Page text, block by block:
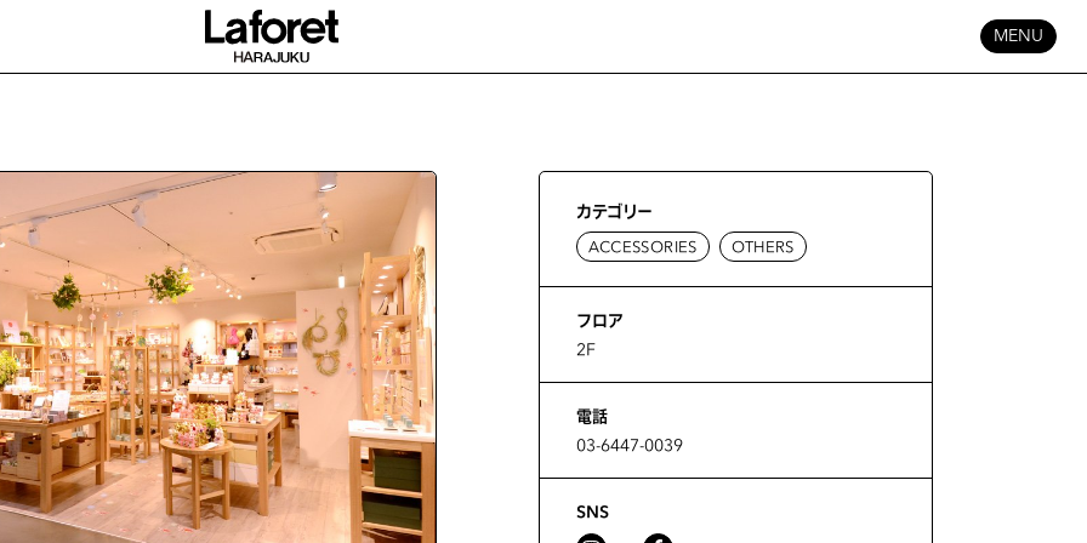
MENU
カテゴリー
ACCESSORIES OTHERS
フロア
2F
電話
03-6447-0039
SNS